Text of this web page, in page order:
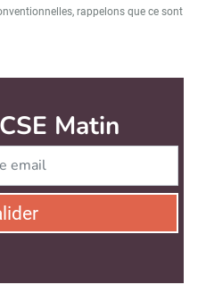
rappelons que ce sont
édité par